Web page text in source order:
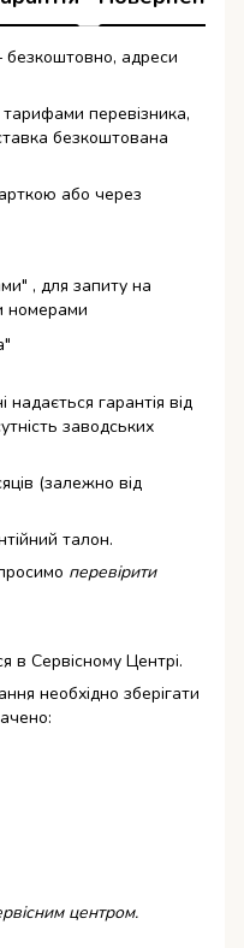
адреси
перевізника,
безкоштована
або через
, для запиту на
номерами
гарантія від
заводських
(залежно від
талон.
перевірити
в Сервісному Центрі.
необхідно зберігати
центром.